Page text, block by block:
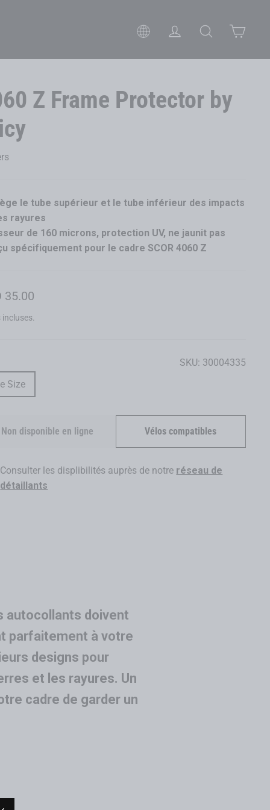
S'il te plaît, choisis ton pays
Se connecterRechercher
Z Frame Protector by
le tube supérieur et le tube inférieur des impacts
rayures
de 160 microns, protection UV, ne jaunit pas
spécifiquement pour le cadre SCOR 4060 Z
35.00
incluses.
SKU: 30004335
Size
Non disponible en ligne Vélos compatibles
Consulter les displibilités auprès de notre réseau de
détaillants
autocollants doivent
parfaitement à votre
designs pour
et les rayures. Un
cadre de garder un